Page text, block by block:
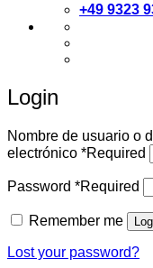
+49 9323
Login
Nombre de usuario o
electrónico *Required
Password *Required
Remember me
Lost your password?